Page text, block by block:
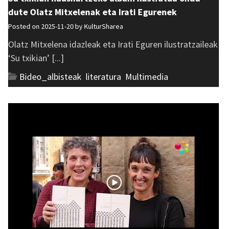
dute Olatz Mitxelenak eta Irati Egurenek
Posted on 2025-11-20 byKulturSharea
Olatz Mitxelena idazleak eta Irati Eguren ilustratzaileak
‘Su txikian’ [...]
Bideo_albisteak literatura Multimedia